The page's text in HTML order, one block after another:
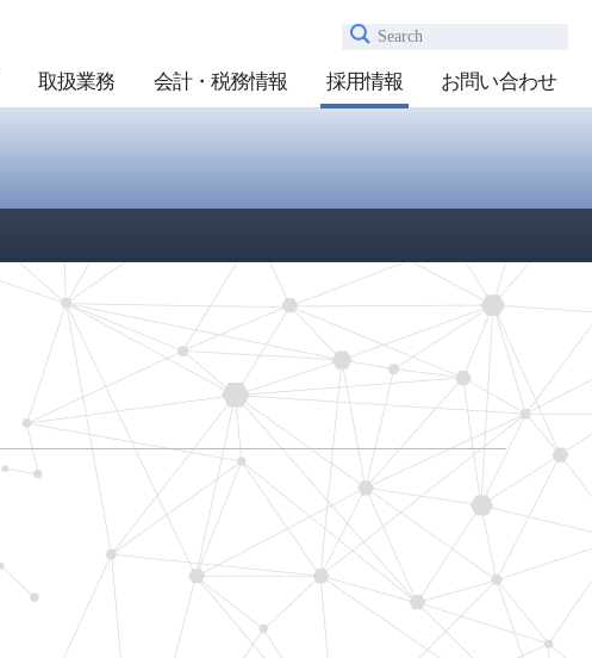
Search
取扱業務 会計・税務情報 採用情報 お問い合わせ